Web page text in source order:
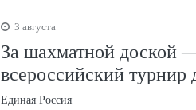
3 августа
За шахматной доской
всероссийский
Единая Россия